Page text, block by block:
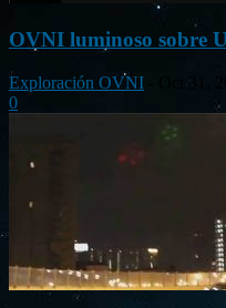
OVNI luminoso sobre
Exploración OVNI
0